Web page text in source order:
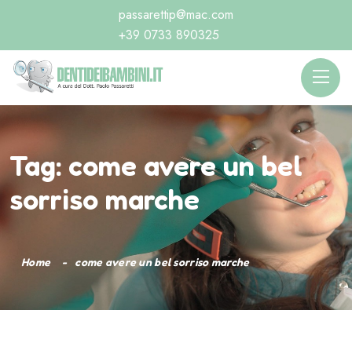
passarettip@mac.com
+39 0733 890325
Tag: come avere un bel
sorriso marche
Home come avere un bel sorriso marche